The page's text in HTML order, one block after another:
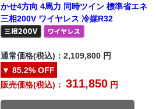
かせ4方向 4馬力 同時ツイン 標準省エネ
三相200V ワイヤレス 冷媒R32
通常価格(税込)：2,109,800 円
▼ 85.2% OFF
販売価格(税込)：311,850 円